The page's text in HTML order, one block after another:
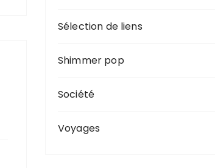
Sélection de liens
Shimmer pop
Société
Voyages